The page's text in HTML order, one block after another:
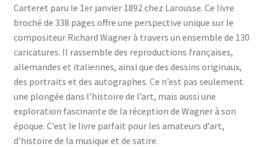
Carteret paru le 1er janvier 1892 chez Larousse. Ce livre
broché de 338 pages offre une perspective unique sur le
compositeur Richard Wagner à travers un ensemble de 130
caricatures. Il rassemble des reproductions françaises,
allemandes et italiennes, ainsi que des dessins originaux,
des portraits et des autographes. Ce n’est pas seulement
une plongée dans l’histoire de l’art, mais aussi une
exploration fascinante de la réception de Wagner à son
époque. C’est le livre parfait pour les amateurs d’art,
d’histoire de la musique et de satire.